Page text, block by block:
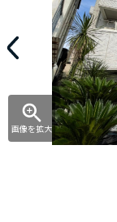
画像を拡大